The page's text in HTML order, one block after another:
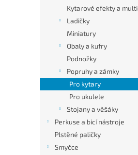
Kytarové efekty a
Ladičky
Miniatury
Obaly a kufry
Podnožky
Popruhy a zámky
Pro kytary
Pro ukulele
Stojany a věšáky
Perkuse a bicí nástroje
Plstěné paličky
Smyčce